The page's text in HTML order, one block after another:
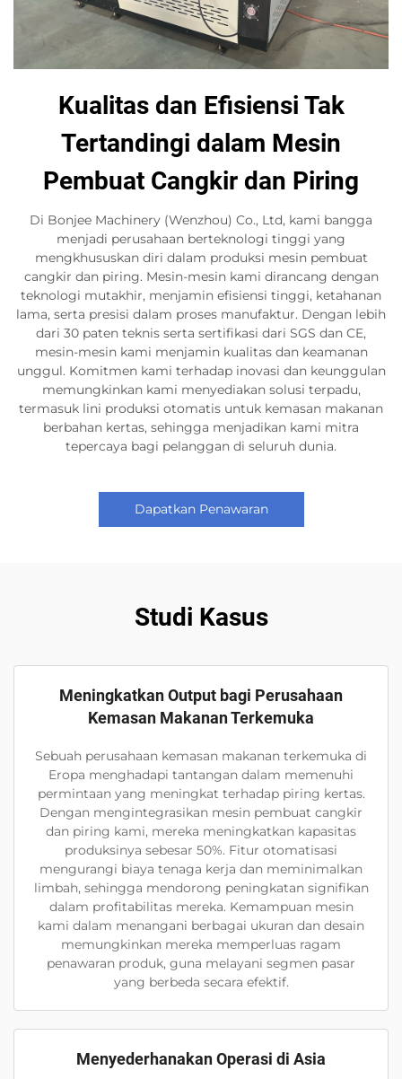
Kualitas dan Efisiensi Tak
Tertandingi dalam Mesin
Pembuat Cangkir dan Piring
Di Bonjee Machinery (Wenzhou) Co., Ltd, kami bangga
menjadi perusahaan berteknologi tinggi yang
mengkhususkan diri dalam produksi mesin pembuat
cangkir dan piring. Mesin-mesin kami dirancang dengan
teknologi mutakhir, menjamin efisiensi tinggi, ketahanan
lama, serta presisi dalam proses manufaktur. Dengan lebih
dari 30 paten teknis serta sertifikasi dari SGS dan CE,
mesin-mesin kami menjamin kualitas dan keamanan
unggul. Komitmen kami terhadap inovasi dan keunggulan
memungkinkan kami menyediakan solusi terpadu,
termasuk lini produksi otomatis untuk kemasan makanan
berbahan kertas, sehingga menjadikan kami mitra
tepercaya bagi pelanggan di seluruh dunia.
Dapatkan Penawaran
Studi Kasus
Meningkatkan Output bagi Perusahaan
Kemasan Makanan Terkemuka
Sebuah perusahaan kemasan makanan terkemuka di
Eropa menghadapi tantangan dalam memenuhi
permintaan yang meningkat terhadap piring kertas.
Dengan mengintegrasikan mesin pembuat cangkir
dan piring kami, mereka meningkatkan kapasitas
produksinya sebesar 50%. Fitur otomatisasi
mengurangi biaya tenaga kerja dan meminimalkan
limbah, sehingga mendorong peningkatan signifikan
dalam profitabilitas mereka. Kemampuan mesin
kami dalam menangani berbagai ukuran dan desain
memungkinkan mereka memperluas ragam
penawaran produk, guna melayani segmen pasar
yang berbeda secara efektif.
Menyederhanakan Operasi di Asia